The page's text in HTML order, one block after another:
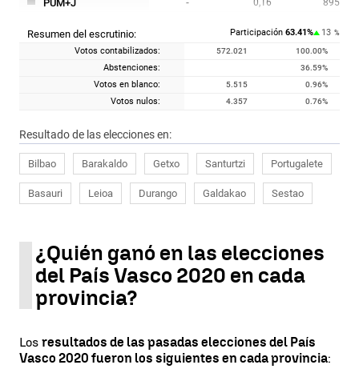
Resultado de las elecciones en:
Bilbao Barakaldo Getxo Santurtzi Portugalete
Basauri Leioa Durango Galdakao Sestao
PUM+J
PCTE / ELAK 0,12 660
471
Resumen del escrutinio: Participación 63.41% 13 %
Votos contabilizados: 572.021 100.00%
Abstenciones: 36.59%
Votos en blanco: 5.515 0.96%
Votos nulos: 4.357 0.76%
¿Quién ganó en las elecciones
del País Vasco 2020 en cada
provincia?
Los resultados de las pasadas elecciones del País
Vasco 2020 fueron los siguientes en cada provincia: